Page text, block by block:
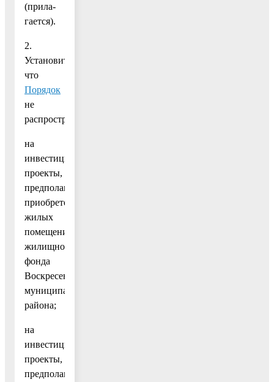
(прила-
гается).
2.
Установить,
что
Порядок
не
распространяется:
на
инвестиционные
проекты,
предполагающие
приобретение
жилых
помещений
жилищного
фонда
Воскресенского
муниципального
района;
на
инвестиционные
проекты,
предполагающие